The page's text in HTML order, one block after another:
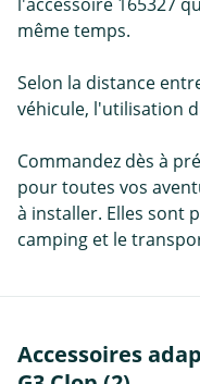
même temps.
Selon la distance
véhicule, l'utilisation
Commandez dès à
pour toutes vos
à installer. Elles sont
camping et le
Accessoires